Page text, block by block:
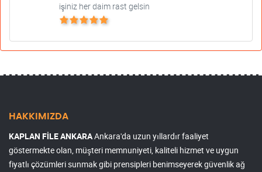
işiniz her daim rast gelsin
HAKKIMIZDA
KAPLAN FİLE ANKARAAnkara'da uzun yıllardır faaliyet
göstermekte olan, müşteri memnuniyeti, kaliteli hizmet ve uygun
fiyatlı çözümleri sunmak gibi prensipleri benimseyerek güvenlik ağ